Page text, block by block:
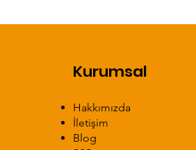
Kurumsal
Hakkımızda​
İletişim
Blog